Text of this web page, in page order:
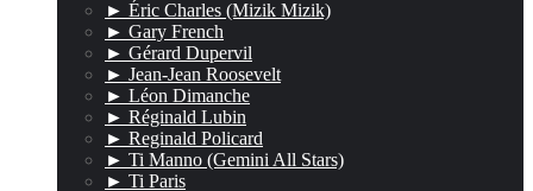
► Éric Charles (Mizik Mizik)
► Gary French
► Gérard Dupervil
► Jean-Jean Roosevelt
► Léon Dimanche
► Réginald Lubin
► Reginald Policard
► Ti Manno (Gemini All Stars)
► Ti Paris